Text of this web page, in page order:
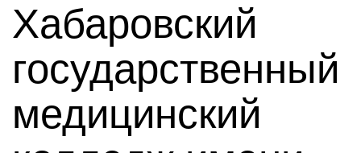
Хабаровский
государственный
медицинский